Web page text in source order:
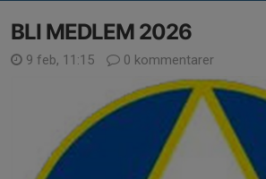
BLI MEDLEM 2026
9 feb, 11:15 0 kommentarer